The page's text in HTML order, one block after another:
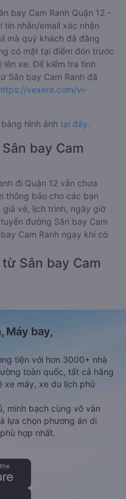
bay Cam Ranh Quận 12 -
tin nhắn/email xác nhận
mà quý khách đã đăng
có mặt tại điểm đón trước
lên xe. Để kiểm tra tình
Sân bay Cam Ranh đã
vexere.com/vi-
hình ảnh tại đây.
bay Cam
đi Quận 12 vẫn chưa
thông báo cho các bạn
vé, lịch trình, ngày giờ
đường Sân bay Cam
Cam Ranh ngay khi có
Sân bay Cam
Máy bay,
tiện với hơn 3000+ nhà
toàn quốc, tất cả hãng
xe máy, xe du lịch phủ
minh bạch cùng vô vàn
lựa chọn phương án di
hợp nhất.